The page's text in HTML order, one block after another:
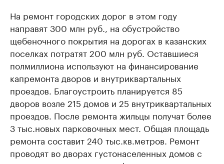
На ремонт городских дорог в этом году
направят 300 млн руб., на обустройство
щебеночного покрытия на дорогах в казанских
поселках потратят 200 млн руб. Оставшиеся
полмиллиона используют на финансирование
капремонта дворов и внутриквартальных
проездов. Благоустроить планируется 85
дворов возле 215 домов и 25 внутриквартальных
проездов. После ремонта жильцы получат более
3 тыс.новых парковочных мест. Общая площадь
ремонта составит 240 тыс.кв.метров. Ремонт
проводят во дворах густонаселенных домов с